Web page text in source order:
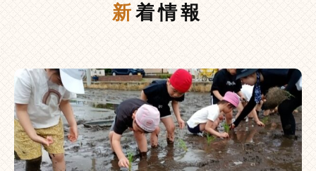
新着情報